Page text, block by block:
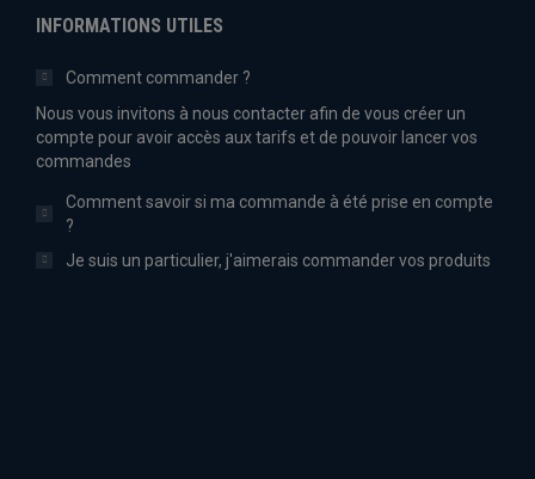
INFORMATIONS UTILES
Comment commander ?
Nous vous invitons à nous contacter afin de vous créer un
compte pour avoir accès aux tarifs et de pouvoir lancer vos
commandes
Comment savoir si ma commande à été prise en compte
?
Je suis un particulier, j'aimerais commander vos produits